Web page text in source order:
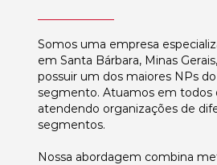
Somos uma empresa
em Santa Bárbara, Minas
possuir um dos maiores NPs
segmento. Atuamos em todos
atendendo organizações de
segmentos.
Nossa abordagem combina